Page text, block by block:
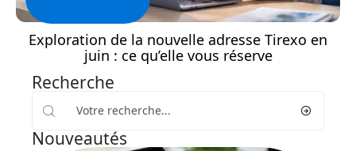
Exploration de la nouvelle adresse Tirexo en
juin : ce qu’elle vous réserve
Recherche
Nouveautés